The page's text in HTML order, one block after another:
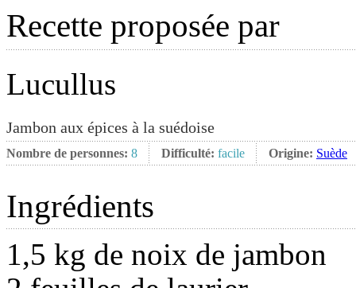
Recette proposée par
Lucullus
Jambon aux épices à la suédoise
Nombre de personnes: 8 Difficulté: facile Origine: Suède
Ingrédients
1,5 kg de noix de jambon